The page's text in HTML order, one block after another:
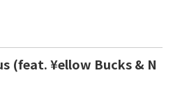
(feat. ¥ellow Bucks & N